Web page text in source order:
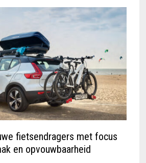
fietsendragers met focus
en opvouwbaarheid